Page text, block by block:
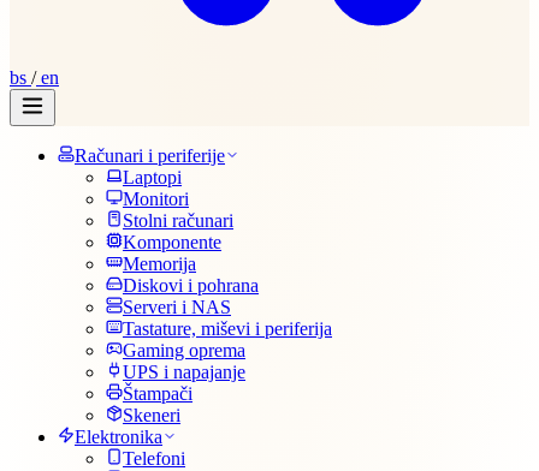
bs /en
Računari i periferije
Laptopi
Monitori
Stolni računari
Komponente
Memorija
Diskovi i pohrana
Serveri i NAS
Tastature, miševi i periferija
Gaming oprema
UPS i napajanje
Štampači
Skeneri
Elektronika
Telefoni